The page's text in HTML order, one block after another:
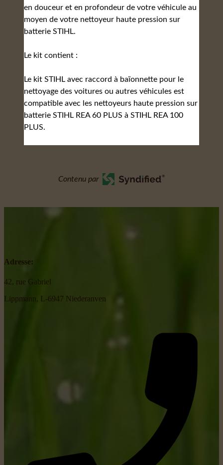
en douceur et en profondeur de votre véhicule au
moyen de votre nettoyeur haute pression sur
batterie STIHL.
Le kit contient :
Le kit STIHL avec raccord à baïonnette pour le
nettoyage des voitures ou autres véhicules est
compatible avec les nettoyeurs haute pression sur
batterie STIHL REA 60 PLUS à STIHL REA 100
PLUS.
Contenu par
Adresse:
42, rue Gabriel
Lippmann, L-6947 Niederanven